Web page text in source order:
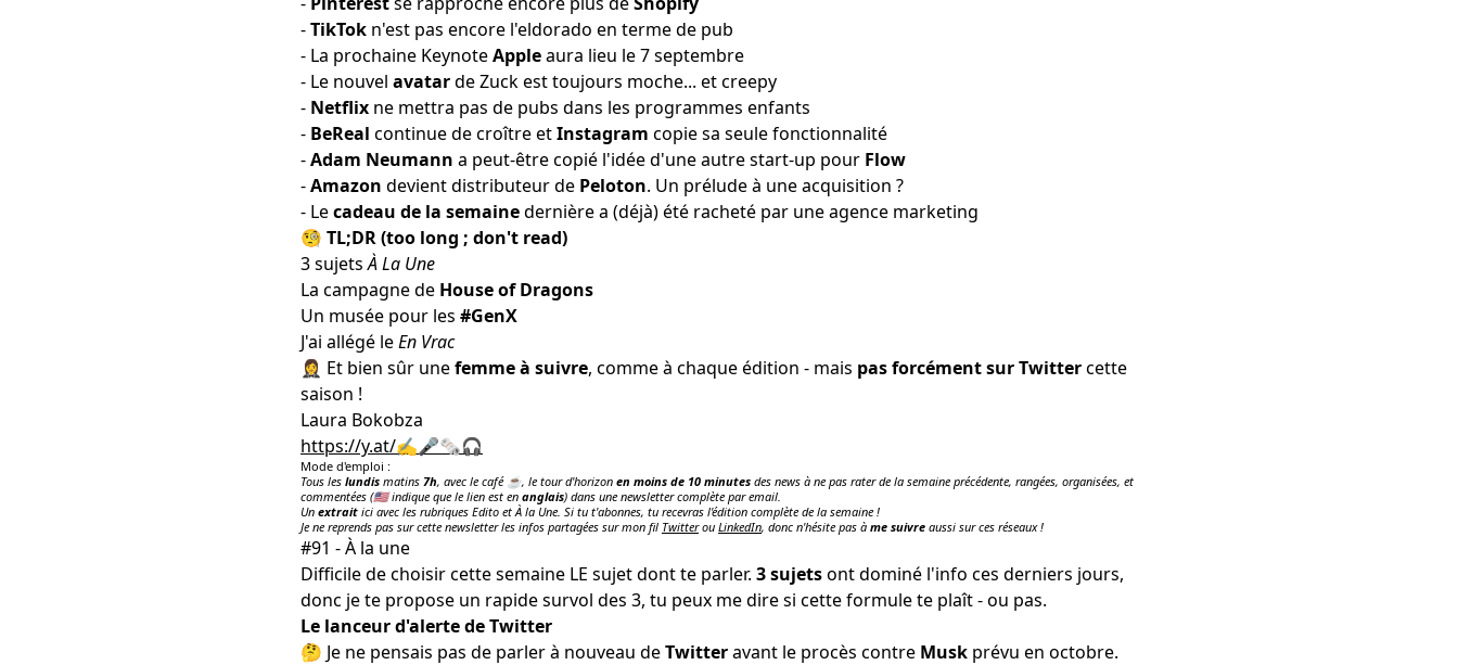
-TikTok n'est pas encore l'eldorado en terme de pub
- La prochaine KeynoteAppleaura lieu le 7 septembre
- Le nouvel avatarde Zuck est toujours moche... et creepy
- Netflix ne mettra pas de pubs dans les programmes enfants
- BeReal continuede croîtreetInstagram copiesa seule fonctionnalité
-Adam Neumann a peut-êtrecopié l'idée d'une autre start-up pour Flow
-Amazon devient distributeur de Peloton. Un prélude à une acquisition ?
- Lecadeau de la semainedernière a (déjà) été racheté par une agence marketing
🧐 TL;DR (too long ; don't read)
3 sujetsÀ La Une
La campagne de House of Dragons
Un musée pour les #GenX
J'ai allégé leEn Vrac
🤵‍♀️ Et bien sûr unefemme à suivre, comme à chaque édition - mais pas forcément sur Twittercette
saison !
Laura Bokobza
https://y.at/✍️🎤🗞️🎧
Mode d'emploi :
Tous les lundis matins 7h, avec le café ☕️, le tour d'horizon en moins de 10 minutes des news à ne pas rater de la semaine précédente, rangées, organisées, et
commentées (🇺🇸 indique que le lien est en anglais) dans une newsletter complète par email.
Un extrait ici avec les rubriques Edito et À la Une. Si tu t'abonnes, tu recevras l'édition complète de la semaine !
Je ne reprends pas sur cette newsletter les infos partagées sur mon fil Twitterou LinkedIn, donc n'hésite pas à me suivre aussi sur ces réseaux !
#91 - À la une
Difficile de choisir cette semaine LE sujet dont te parler. 3 sujetsont dominé l'info ces derniers jours,
donc je te propose un rapide survol des 3, tu peux me dire si cette formule te plaît - ou pas.
Le lanceur d'alerte de Twitter
🤔 Je ne pensais pas de parler à nouveau deTwitteravant le procès contre Musk prévu en octobre.